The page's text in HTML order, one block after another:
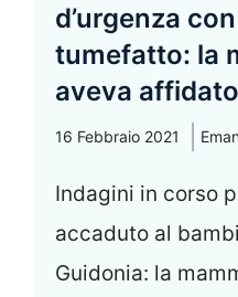
d’urgenza
tumefatto: la
aveva
16 Febbraio 2021
Indagini in corso
accaduto al
Guidonia: la